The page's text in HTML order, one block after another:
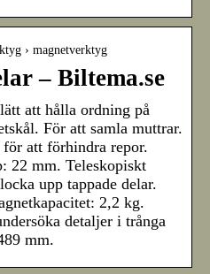
› magnetverktyg
– Biltema.se
att hålla ordning på
För att samla muttrar.
att förhindra repor.
22 mm. Teleskopiskt
upp tappade delar.
2,2 kg.
detaljer i trånga
mm.